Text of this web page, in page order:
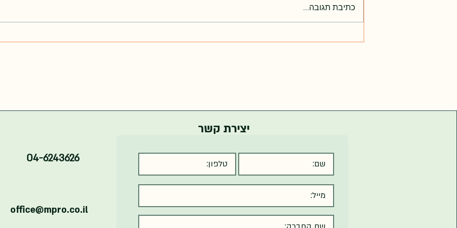
הרצאות כנס האנרגיה בקיבוצים
הרצאות כנס האנרגיה בקיבוצים
כתיבת תגובה...
04-6243626
office@mpro.co.il
יצירת קשר